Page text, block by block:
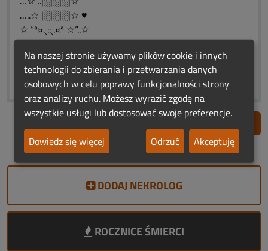
…..☆ |░|░|░|☆ ♥
☆ “ª¤.¸::¸.¤ª ☆“..☆
☆*☆ Weekendowe ☆*☆
*☆*☆ Światełko ☆*☆ *
☆*☆ Pamięci.☆*☆
Zgłoś nadużycie
DODAJ NEKROLOG
ROCZNICE ŚMIERCI
Na naszej stronie używamy plików cookie i innych
technologii do zbierania i przetwarzania danych
osobowych w celu poprawy funkcjonalności strony
oraz analizy ruchu. Możesz wyrazić zgodę na
wszystkie usługi lub dostosować swoje preferencje.
Dowiedz się więcej
Odrzuć Akceptuję